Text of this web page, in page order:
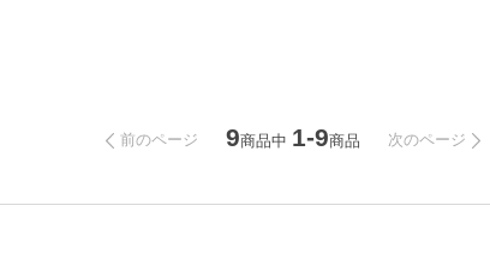
前のページ 9商品中 1-9商品 次のページ